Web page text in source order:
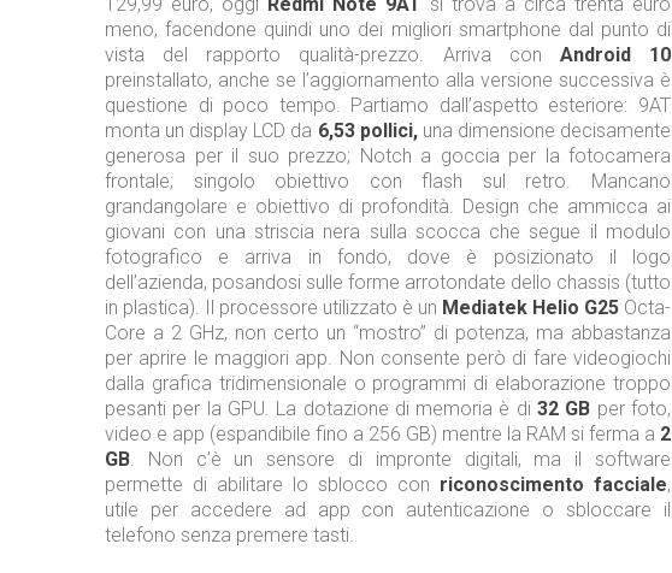
meno, facendone quindi uno dei migliori smartphone dal punto di
vista del rapporto qualità-prezzo. Arriva con Android 10
preinstallato, anche se l’aggiornamento alla versione successiva è
questione di poco tempo. Partiamo dall’aspetto esteriore: 9AT
monta un display LCD da 6,53 pollici,una dimensione decisamente
generosa per il suo prezzo; Notch a goccia per la fotocamera
frontale; singolo obiettivo con flash sul retro. Mancano
grandangolare e obiettivo di profondità. Design che ammicca ai
giovani con una striscia nera sulla scocca che segue il modulo
fotografico e arriva in fondo, dove è posizionato il logo
dell’azienda, posandosi sulle forme arrotondate dello chassis (tutto
in plastica). Il processore utilizzato è un Mediatek Helio G25 Octa-
Core a 2 GHz, non certo un “mostro” di potenza, ma abbastanza
per aprire le maggiori app. Non consente però di fare videogiochi
dalla grafica tridimensionale o programmi di elaborazione troppo
pesanti per la GPU. La dotazione di memoria è di32 GB per foto,
video e app (espandibile fino a 256 GB) mentre la RAM si ferma a 2
GB. Non c’è un sensore di impronte digitali, ma il software
permette di abilitare lo sblocco con riconoscimento facciale,
utile per accedere ad app con autenticazione o sbloccare il
telefono senza premere tasti.